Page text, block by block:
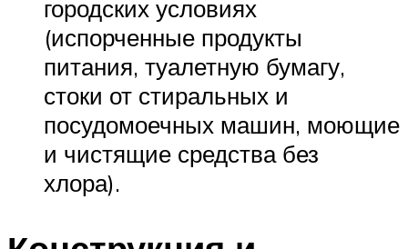
городских условиях
(испорченные продукты
питания, туалетную бумагу,
стоки от стиральных и
посудомоечных машин, моющие
и чистящие средства без
хлора).